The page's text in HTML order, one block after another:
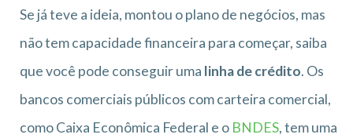
Se já teve a ideia, montou o plano de negócios, mas
não tem capacidade financeira para começar, saiba
que você pode conseguir uma linha de crédito. Os
bancos comerciais públicos com carteira comercial,
como Caixa Econômica Federal e o BNDES, tem uma